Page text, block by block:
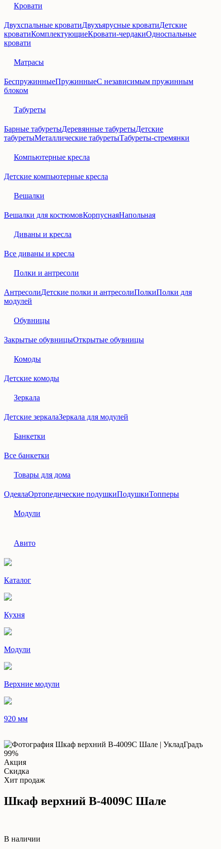
Кровати
Двухспальные кроватиДвухъярусные кроватиДетские
кроватиКомплектующиеКровати-чердакиОдноспальные
кровати
Матрасы
БеспружинныеПружинныеС независимым пружинным
блоком
Табуреты
Барные табуретыДеревянные табуретыДетские
табуретыМеталлические табуретыТабуреты-стремянки
Компьютерные кресла
Детские компьютерные кресла
Вешалки
Вешалки для костюмовКорпуснаяНапольная
Диваны и кресла
Все диваны и кресла
Полки и антресоли
АнтресолиДетские полки и антресолиПолкиПолки для
модулей
Обувницы
Закрытые обувницыОткрытые обувницы
Комоды
Детские комоды
Зеркала
Детские зеркалаЗеркала для модулей
Банкетки
Все банкетки
Товары для дома
ОдеялаОртопедические подушкиПодушкиТопперы
Модули
Авито
Каталог
Кухня
Модули
Верхние модули
920 мм
99%
Акция
Скидка
Хит продаж
Шкаф верхний В-4009С Шале
В наличии